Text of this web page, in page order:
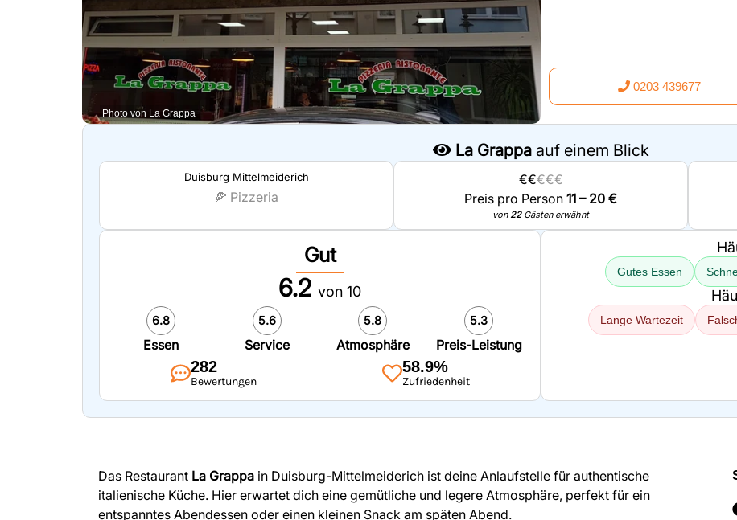
Photo von La Grappa
0203 439677
La Grappaauf einem Blick
Duisburg Mittelmeiderich
🍕 Pizzeria
€€€€€
Preis pro Person 11 – 20 €
von22Gästen erwähnt
Gut
6.2 von 10
6.8
Essen
5.6
Service
5.8
Atmosphäre
5.3
Preis-Leistung
282
Bewertungen
58.9%
Zufriedenheit
Gutes Essen
Lange Wartezeit
Das Restaurant La Grappa in Duisburg-Mittelmeiderich ist deine Anlaufstelle für authentische
italienische Küche. Hier erwartet dich eine gemütliche und legere Atmosphäre, perfekt für ein
entspanntes Abendessen oder einen kleinen Snack am späten Abend.